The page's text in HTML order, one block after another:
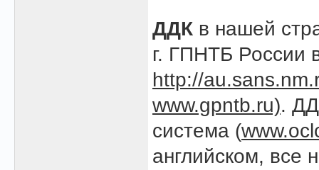
ДДК в нашей
г. ГПНТБ России
http://
www.gpntb.ru).
система (
английском, все